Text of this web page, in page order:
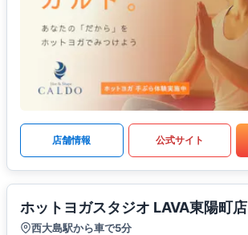
店舗情報 公式サイト
ホットヨガスタジオ LAVA東陽町店
西大島駅から車で5分